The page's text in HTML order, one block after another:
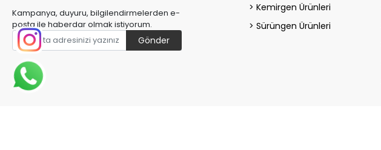
Kampanya, duyuru, bilgilendirmelerden e-
posta ile haberdar olmak istiyorum.
Gönder
Kemirgen Ürünleri
Sürüngen Ürünleri